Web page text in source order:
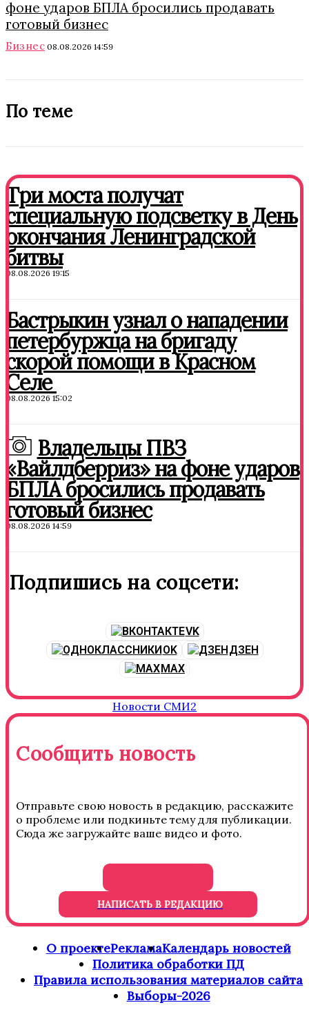
фоне ударов БПЛА бросились продавать
готовый бизнес
Бизнес 08.08.2026 14:59
По теме
Три моста получат
специальную подсветку в День
окончания Ленинградской
битвы
08.08.2026 19:15
Бастрыкин узнал о нападении
петербуржца на бригаду
скорой помощи в Красном
Селе
08.08.2026 15:02
Владельцы ПВЗ
«Вайлдберриз» на фоне ударов
БПЛА бросились продавать
готовый бизнес
08.08.2026 14:59
Подпишись на соцсети:
VK
OK
ДЗЕН
MAX
Новости СМИ2
Сообщить новость
Отправьте свою новость в редакцию, расскажите
о проблеме или подкиньте тему для публикации.
Сюда же загружайте ваше видео и фото.
НАПИСАТЬ В РЕДАКЦИЮ
О проектеРекламаКалендарь новостей
Политика обработки ПД
Правила использования материалов сайта
Выборы-2026